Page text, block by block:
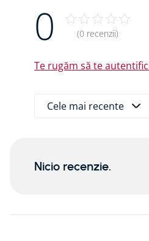
0 (0 recenzii)
Te rugăm să te
Cele mai recente
Nicio recenzie.